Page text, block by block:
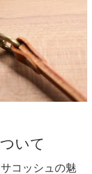
いて
コッシュの魅